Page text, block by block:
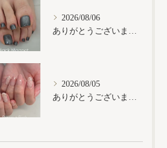
2026/08/06
ありがとうございます𓂃𓈒𓏸︎︎︎︎
2026/08/05
ありがとうございます𓂃𓈒𓏸︎︎︎︎